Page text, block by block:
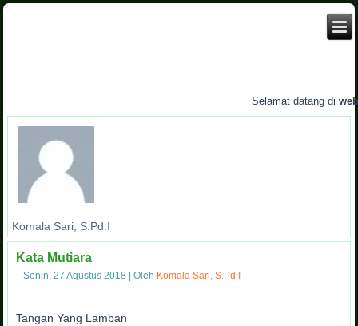
Selamat datang di
Komala Sari, S.Pd.I
Kata Mutiara
Senin, 27 Agustus 2018 |Oleh Komala Sari, S.Pd.I
Tangan Yang Lamban